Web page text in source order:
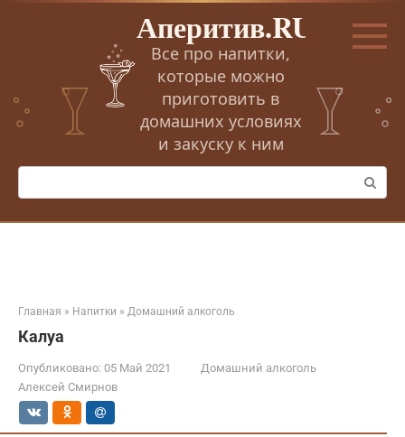
Перейти
Аперитив.RU
Все про напитки,
которые можно
приготовить в
домашних условиях
и закуску к ним
Поиск:
Главная » Напитки » Домашний алкоголь
Калуа
Опубликовано: 05 Май 2021
Домашний алкоголь
Алексей Смирнов